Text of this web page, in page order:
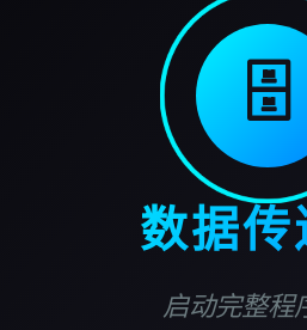
🗄️
数据传
启动完整程